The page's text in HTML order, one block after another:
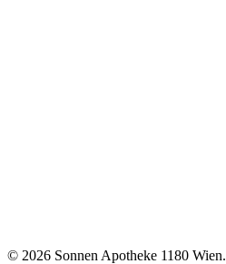
© 2026 Sonnen Apotheke 1180 Wien.